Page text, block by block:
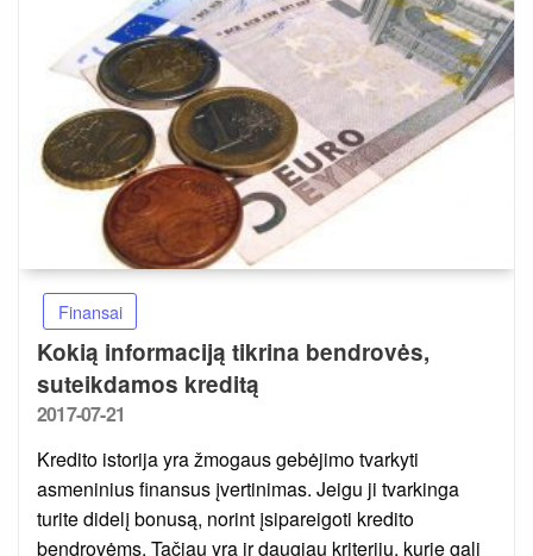
Finansai
Kokią informaciją tikrina bendrovės,
suteikdamos kreditą
Posted
2017-07-21
Kredito istorija yra žmogaus gebėjimo tvarkyti
asmeninius finansus įvertinimas. Jeigu ji tvarkinga
turite didelį bonusą, norint įsipareigoti kredito
bendrovėms. Tačiau yra ir daugiau kriterijų, kurie gali